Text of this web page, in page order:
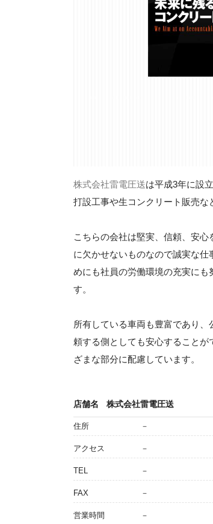
株式会社雷電圧送は平成3年に設
打設工事や生コンクリート販売な
こちらの会社は堅実、信頼、安
に欠かせないものなので誠実な
めにも社員の労働環境の充実に
す。
所有している車両も豊富であり
頼する側としても安心すること
ざまな部分に配慮しています。
店舗名 株式会社雷電圧送
住所 －
アクセス －
TEL －
FAX －
営業時間 －